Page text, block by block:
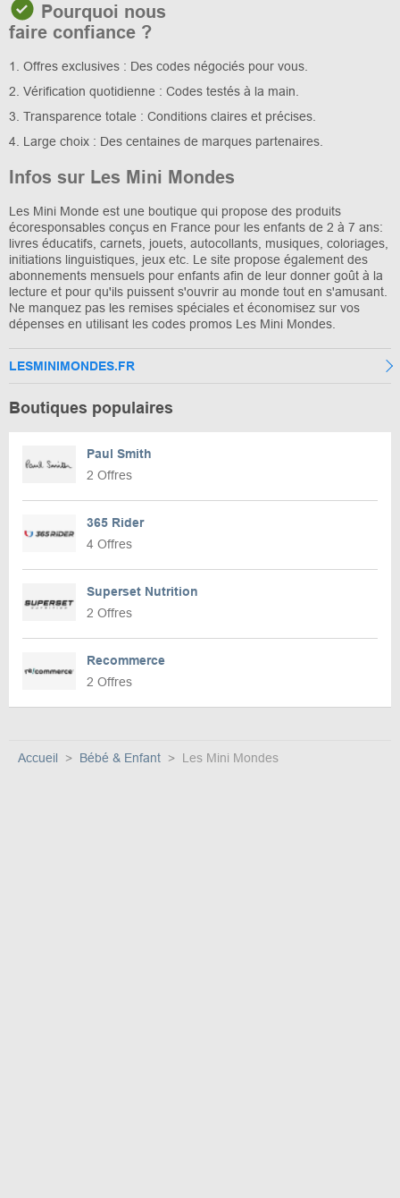
Pourquoi nous
faire confiance ?
1. Offres exclusives : Des codes négociés pour vous.
2. Vérification quotidienne : Codes testés à la main.
3. Transparence totale : Conditions claires et précises.
4. Large choix : Des centaines de marques partenaires.
Infos sur Les Mini Mondes
Les Mini Monde est une boutique qui propose des produits
écoresponsables conçus en France pour les enfants de 2 à 7 ans:
livres éducatifs, carnets, jouets, autocollants, musiques, coloriages,
initiations linguistiques, jeux etc. Le site propose également des
abonnements mensuels pour enfants afin de leur donner goût à la
lecture et pour qu'ils puissent s'ouvrir au monde tout en s'amusant.
Ne manquez pas les remises spéciales et économisez sur vos
dépenses en utilisant les codes promos Les Mini Mondes.
LESMINIMONDES.FR
Boutiques populaires
Paul Smith
2 Offres
365 Rider
4 Offres
Superset Nutrition
2 Offres
Recommerce
2 Offres
Accueil Bébé & Enfant Les Mini Mondes